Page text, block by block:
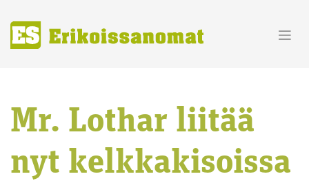
content
Mr. Lothar liitää
nyt kelkkakisoissa